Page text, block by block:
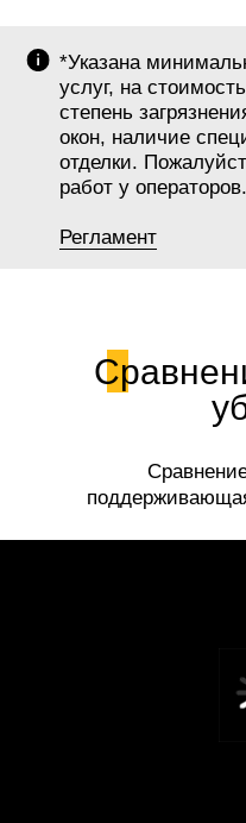
*Указана
услуг, на
степень
окон, наличие
отделки.
работ у операторов.
Регламент